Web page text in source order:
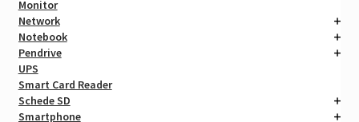
Monitor
Network
Notebook
Pendrive
UPS
Smart Card Reader
Schede SD
Smartphone